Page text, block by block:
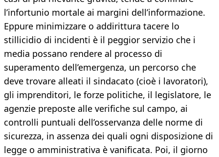
l’infortunio mortale ai margini dell’informazione.
Eppure minimizzare o addirittura tacere lo
stillicidio di incidenti è il peggior servizio che i
media possano rendere al processo di
superamento dell’emergenza, un percorso che
deve trovare alleati il sindacato (cioè i lavoratori),
gli imprenditori, le forze politiche, il legislatore, le
agenzie preposte alle verifiche sul campo, ai
controlli puntuali dell’osservanza delle norme di
sicurezza, in assenza dei quali ogni disposizione di
legge o amministrativa è vanificata. Poi, il giorno